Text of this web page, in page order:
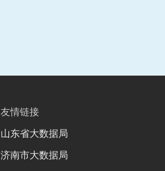
友情链接
山东省大数据局
济南市大数据局